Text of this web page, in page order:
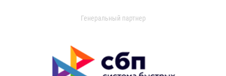
Генеральный партнер